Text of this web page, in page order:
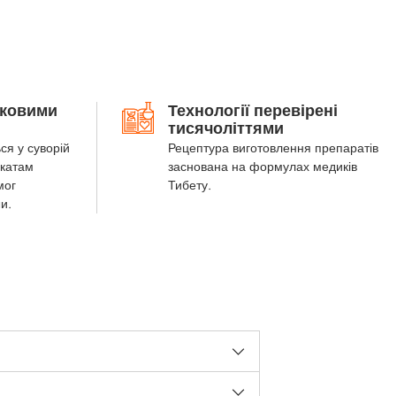
у суворій
Технології перевірені
тисячоліттями
Рецептура виготовлення препаратів
заснована на формулах медиків
Тибету.